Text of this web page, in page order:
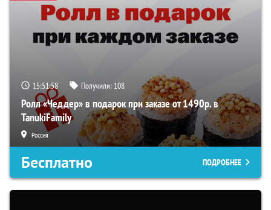
15:51:57 Получили: 108
Ролл «Чеддер» в подарок при заказе от 1490р. в
TanukiFamily
Россия
Бесплатно ПОДРОБНЕЕ